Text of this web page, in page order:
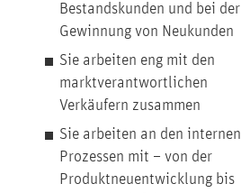
Bestandskunden und bei der
Gewinnung von Neukunden
Sie arbeiten eng mit den
marktverantwortlichen
Verkäufern zusammen
Sie arbeiten an den internen
Prozessen mit – von der
Produktneuentwicklung bis